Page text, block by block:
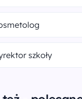
szkoły